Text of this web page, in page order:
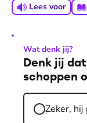
Lees voor
Wat denk jij?
Denk jij
schoppen
Zeker, hij